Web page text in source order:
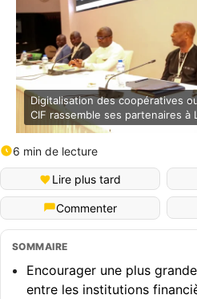
Digitalisation des coopératives
CIF rassemble ses partenaires à
6 min de lecture
Lire plus tard
Commenter
SOMMAIRE
Encourager une plus
entre les institutions